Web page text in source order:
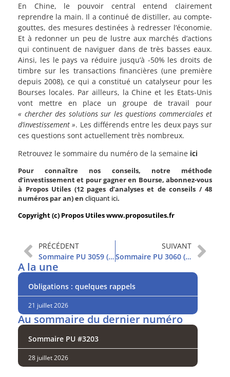
En Chine, le pouvoir central entend clairement
reprendre la main. Il a continué de distiller, au compte-
gouttes, des mesures destinées à redresser l’économie.
Et à redonner un peu de lustre aux marchés d’actions
qui continuent de naviguer dans de très basses eaux.
Ainsi, les le pays va réduire jusqu’à -50% les droits de
timbre sur les transactions financières (une première
depuis 2008), ce qui a constitué un catalyseur pour les
Bourses locales. Par ailleurs, la Chine et les Etats-Unis
vont mettre en place un groupe de travail pour
« chercher des solutions sur les questions commerciales et
d’investissement ». Les différends entre les deux pays sur
ces questions sont actuellement très nombreux.
Retrouvez le sommaire du numéro de la semaine ici
Pour connaître nos conseils, notre méthode
d’investissement et pour gagner en Bourse, abonnez-vous
à Propos Utiles (12 pages d’analyses et de conseils / 48
numéros par an) en cliquant ici.
Copyright (c) Propos Utiles www.proposutiles.fr
PRÉCÉDENT
Sommaire PU 3059 (23/8/2023)
SUIVANT
Sommaire PU 3060 (29/8/2023)
A la une
Obligations : quelques rappels
21 juillet 2026
Au sommaire du dernier numéro
Sommaire PU #3203
28 juillet 2026